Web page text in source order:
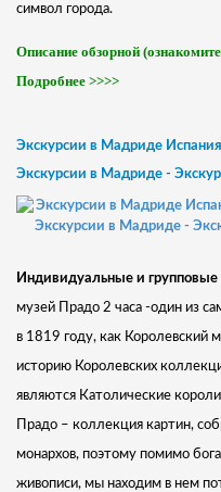
символ города.
Описание обзорной
Подробнее >>>>
Экскурсии в Мадриде
Экскурсии в Мадриде -
Индивидуальные и
музей Прадо 2 часа -один из
в 1819 году, как Королевский
историю Королевских
являются Католические
Прадо – коллекция картин,
монархов, поэтому помимо
живописи, мы находим в нем